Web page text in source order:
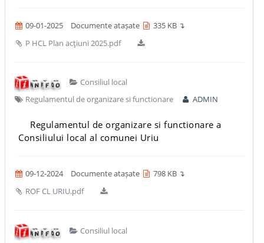
09-01-2025 Documente atașate
335 KB ↴
P HCL Plan acţiuni 2025.pdf
Consiliul local
Regulamentul de organizare si functionare
ADMIN
Regulamentul de organizare si functionare a
Consiliului local al comunei Uriu
09-12-2024 Documente atașate
798 KB ↴
ROF CL URIU.pdf
Consiliul local